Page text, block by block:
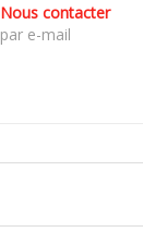
Nous contacter
par e-mail